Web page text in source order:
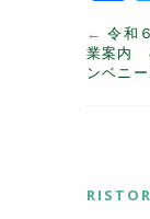
a
c
e
o
←令和
業案内
ンベニー